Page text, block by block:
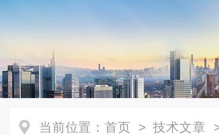
当前位置： 首页 > 技术文章